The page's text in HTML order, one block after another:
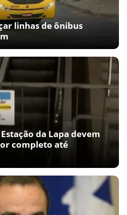
linhas de ônibus
da Lapa devem
completo até